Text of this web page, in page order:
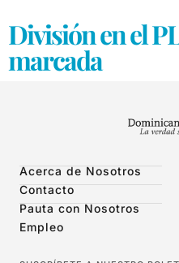
División en el
marcada
Acerca de Nosotros
Contacto
Pauta con Nosotros
Empleo